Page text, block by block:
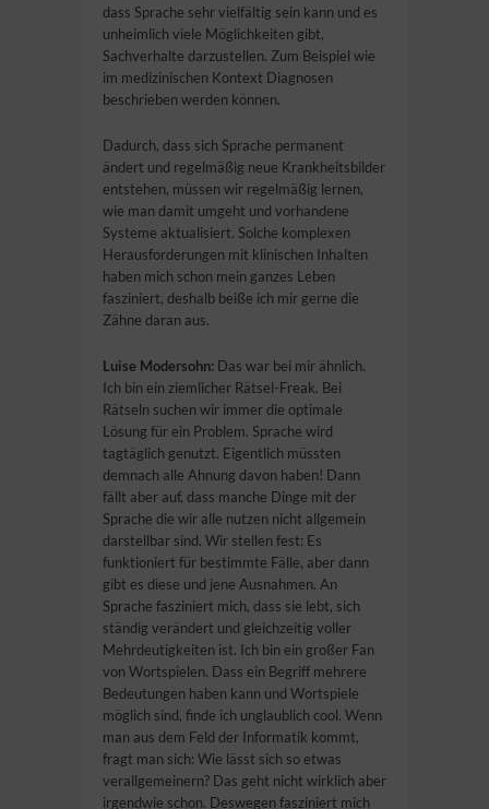
dass Sprache sehr vielfältig sein kann und es
unheimlich viele Möglichkeiten gibt,
Sachverhalte darzustellen. Zum Beispiel wie
im medizinischen Kontext Diagnosen
beschrieben werden können.
Dadurch, dass sich Sprache permanent
ändert und regelmäßig neue Krankheitsbilder
entstehen, müssen wir regelmäßig lernen,
wie man damit umgeht und vorhandene
Systeme aktualisiert. Solche komplexen
Herausforderungen mit klinischen Inhalten
haben mich schon mein ganzes Leben
fasziniert, deshalb beiße ich mir gerne die
Zähne daran aus.
Luise Modersohn: Das war bei mir ähnlich.
Ich bin ein ziemlicher Rätsel-Freak. Bei
Rätseln suchen wir immer die optimale
Lösung für ein Problem. Sprache wird
tagtäglich genutzt. Eigentlich müssten
demnach alle Ahnung davon haben! Dann
fällt aber auf, dass manche Dinge mit der
Sprache die wir alle nutzen nicht allgemein
darstellbar sind. Wir stellen fest: Es
funktioniert für bestimmte Fälle, aber dann
gibt es diese und jene Ausnahmen. An
Sprache fasziniert mich, dass sie lebt, sich
ständig verändert und gleichzeitig voller
Mehrdeutigkeiten ist. Ich bin ein großer Fan
von Wortspielen. Dass ein Begriff mehrere
Bedeutungen haben kann und Wortspiele
möglich sind, finde ich unglaublich cool. Wenn
man aus dem Feld der Informatik kommt,
fragt man sich: Wie lässt sich so etwas
verallgemeinern? Das geht nicht wirklich aber
irgendwie schon. Deswegen fasziniert mich